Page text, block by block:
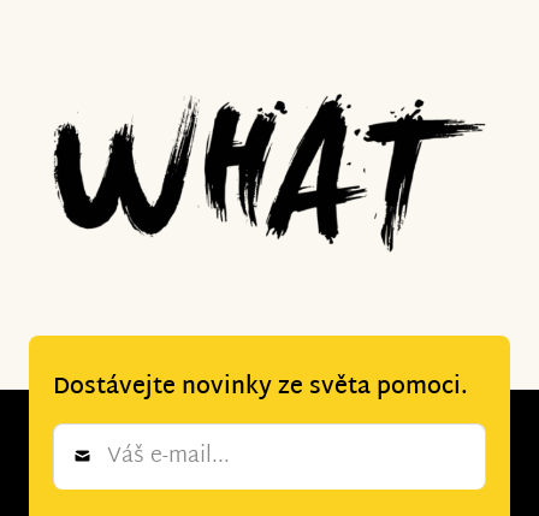
Dostávejte novinky ze světa pomoci.
Newsletter